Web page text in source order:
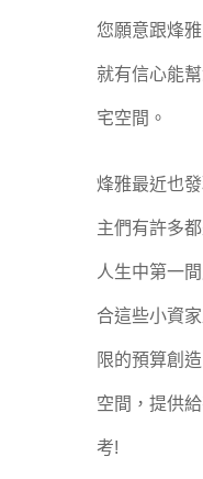
您願意跟烽
就有信心能
宅空間。
烽雅最近也
主們有許多
人生中第一
合這些小資
限的預算創
空間，提供
考!